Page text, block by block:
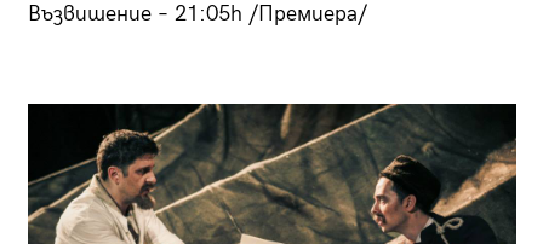
Възвишение – 21:05h /Премиера/